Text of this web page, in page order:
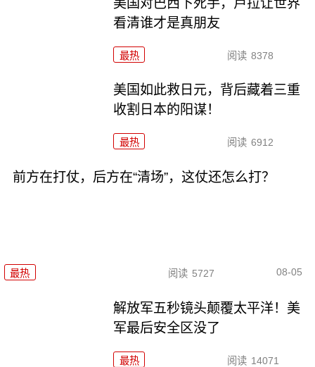
看清谁才是真朋友
最热 阅读 8378
美国如此救日元，背后藏着三重
收割日本的阳谋！
最热 阅读 6912
前方在打仗，后方在“清场”，这仗还怎么打？
最热 阅读 5727 08-05
解放军五秒镜头颠覆太平洋！美
军最后安全区没了
最热 阅读 14071